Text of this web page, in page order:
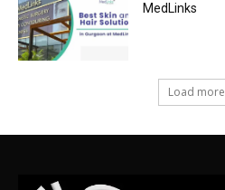
MedLinks
Load more